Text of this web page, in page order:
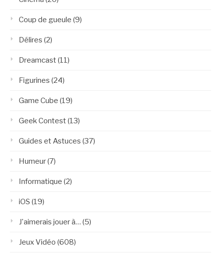
Coup de gueule (9)
Délires (2)
Dreamcast(11)
Figurines (24)
Game Cube (19)
Geek Contest(13)
Guides et Astuces (37)
Humeur(7)
Informatique (2)
iOS (19)
J'aimerais jouer à… (5)
Jeux Vidéo (608)